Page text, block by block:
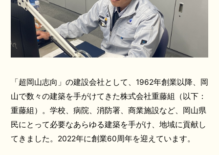
「超岡山志向」の建設会社として、1962年創業以降、岡
山で数々の建築を手がけてきた株式会社重藤組（以下：
重藤組）。学校、病院、消防署、商業施設など、岡山県
民にとって必要なあらゆる建築を手がけ、地域に貢献し
てきました。2022年に創業60周年を迎えています。